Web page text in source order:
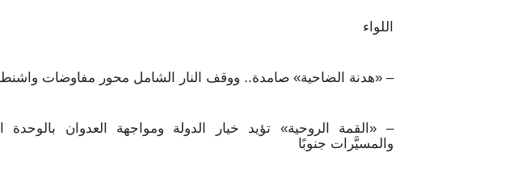
اللواء
– «هدنة الضاحية» صامدة.. ووقف النار الشامل محور مفاوضات
– «القمة الروحية» تؤيد خيار الدولة ومواجهة العدوان
والمسيَّرات جنوبًا